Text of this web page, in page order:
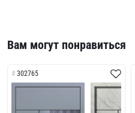
Вам могут понравиться
302765